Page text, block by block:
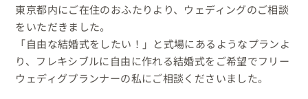
東京都内にご在住のおふたりより、ウェディングのご相談
をいただきました。
「自由な結婚式をしたい！」と式場にあるようなプランよ
り、フレキシブルに自由に作れる結婚式をご希望でフリー
ウェディグプランナーの私にご相談くださいました。